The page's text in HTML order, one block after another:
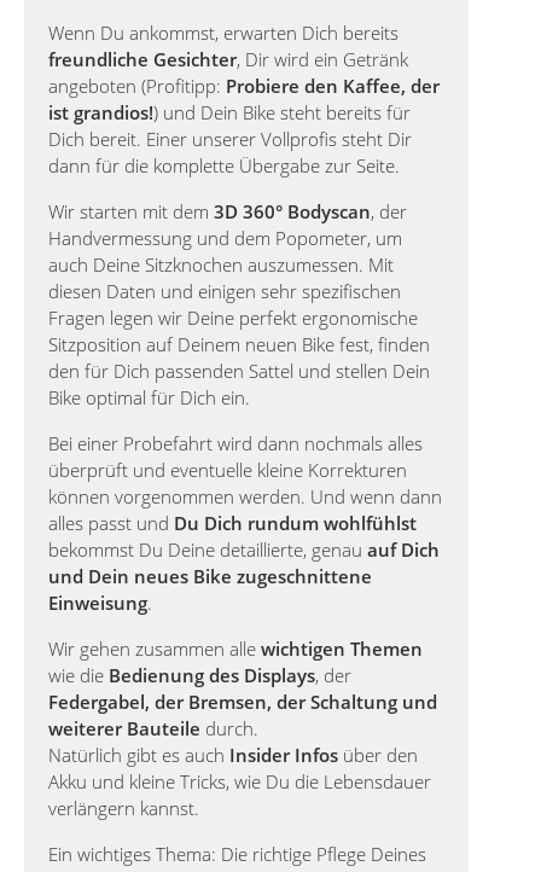
Wenn Du ankommst, erwarten Dich bereits
freundliche Gesichter, Dir wird ein Getränk
angeboten (Profitipp: Probiere den Kaffee, der
ist grandios!) und Dein Bike steht bereits für
Dich bereit. Einer unserer Vollprofis steht Dir
dann für die komplette Übergabe zur Seite.
Wir starten mit dem 3D 360° Bodyscan, der
Handvermessung und dem Popometer, um
auch Deine Sitzknochen auszumessen. Mit
diesen Daten und einigen sehr spezifischen
Fragen legen wir Deine perfekt ergonomische
Sitzposition auf Deinem neuen Bike fest, finden
den für Dich passenden Sattel und stellen Dein
Bike optimal für Dich ein.
Bei einer Probefahrt wird dann nochmals alles
überprüft und eventuelle kleine Korrekturen
können vorgenommen werden. Und wenn dann
alles passt und Du Dich rundum wohlfühlst
bekommst Du Deine detaillierte, genau auf Dich
und Dein neues Bike zugeschnittene
Einweisung.
Wir gehen zusammen alle wichtigen Themen
wie die Bedienung des Displays, der
Federgabel, der Bremsen, der Schaltung und
weiterer Bauteile durch.
Natürlich gibt es auch Insider Infos über den
Akku und kleine Tricks, wie Du die Lebensdauer
verlängern kannst.
Ein wichtiges Thema: Die richtige Pflege Deines